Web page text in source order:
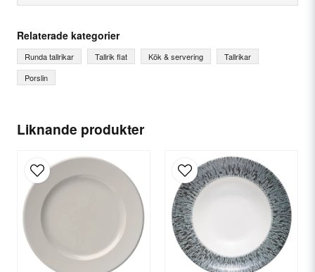
Liknande produkter
Fråga oss något om denna produkten...
E-postadress
Ja, ni får publicera min fråga
Relaterade kategorier
Runda tallrikar Tallrik flat Kök & servering
Tallrikar
Porslin